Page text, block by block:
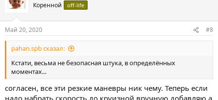
с
в
т
ь
з
с
в
т
ь
п
Коренной off-life
Май 20, 2020 #8
pahan.spb сказал:
Кстати, весьма не безопасная штука, в определённых
моментах...
согласен, все эти резкие маневры ник чему. Теперь если
надо набрать скорость до круизной вручную добавляю а